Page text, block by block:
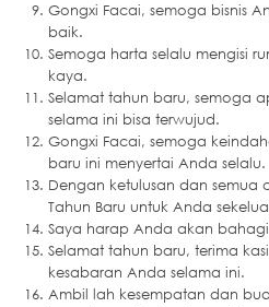
Gongxi Facai, semoga bisnis
baik.
Semoga harta selalu mengisi
kaya.
Selamat tahun baru, semoga
selama ini bisa terwujud.
Gongxi Facai, semoga
baru ini menyertai Anda selalu.
Dengan ketulusan dan semua
Tahun Baru untuk Anda
Saya harap Anda akan
Selamat tahun baru, terima
kesabaran Anda selama ini.
Ambil lah kesempatan dan